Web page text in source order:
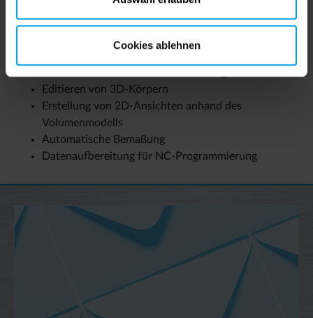
Cookies ablehnen
Einfache Handhabung
Automatische Teiledarstellung durch
Parametereingabe
Editieren von 3D-Körpern
Erstellung von 2D-Ansichten anhand des
Volumenmodells
Automatische Bemaßung
Datenaufbereitung für NC-Programmierung